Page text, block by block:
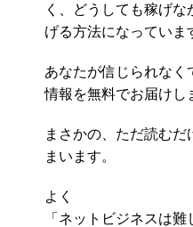
く、どうしても稼げ
げる方法になっていま
あなたが信じられなく
情報を無料でお届けし
まさかの、ただ読むだ
まいます。
よく
「ネットビジネスは